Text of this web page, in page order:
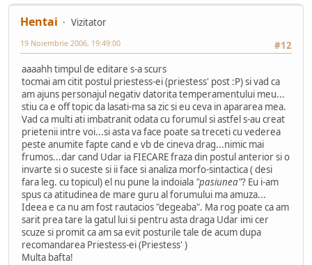
Hentai
Vizitator
#12
19 Noiembrie 2006, 19:49:00
aaaahh timpul de editare s-a scurs
tocmai am citit postul priestess-ei (priestess' post :P) si vad ca
am ajuns personajul negativ datorita temperamentului meu...
stiu ca e off topic da lasati-ma sa zic si eu ceva in apararea mea.
Vad ca multi ati imbatranit odata cu forumul si astfel s-au creat
prietenii intre voi...si asta va face poate sa treceti cu vederea
peste anumite fapte cand e vb de cineva drag...nimic mai
frumos...dar cand Udar ia FIECARE fraza din postul anterior si o
invarte si o suceste si ii face si analiza morfo-sintactica ( desi
fara leg. cu topicul) el nu pune la indoiala "pasiunea"? Eu i-am
spus ca atitudinea de mare guru al forumului ma amuza...
Ideea e ca nu am fost rautacios "degeaba". Ma rog poate ca am
sarit prea tare la gatul lui si pentru asta draga Udar imi cer
scuze si promit ca am sa evit posturile tale de acum dupa
recomandarea Priestess-ei (Priestess' )
Multa bafta!